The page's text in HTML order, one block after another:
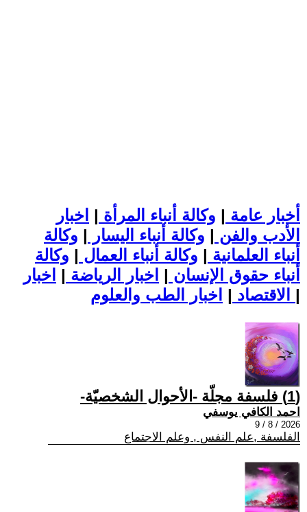
أخبار عامة | وكالة أنباء المرأة | اخبار
الأدب والفن | وكالة أنباء اليسار | وكالة
أنباء العلمانية | وكالة أنباء العمال | وكالة
أنباء حقوق الإنسان | اخبار الرياضة | اخبار
الاقتصاد | |
(1) فلسفة مجلّة -الأحوال الشخصيّة-
احمد الكافي يوسفي
2026 / 8 / 9
الفلسفة ,علم النفس , وعلم الاجتماع